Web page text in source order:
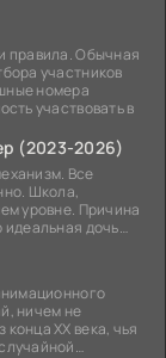
правила. Обычная
участников
номера
участвовать в
(2023-2026)
Все
Школа,
уровне. Причина
идеальная дочь
ничем не
XX века, чья